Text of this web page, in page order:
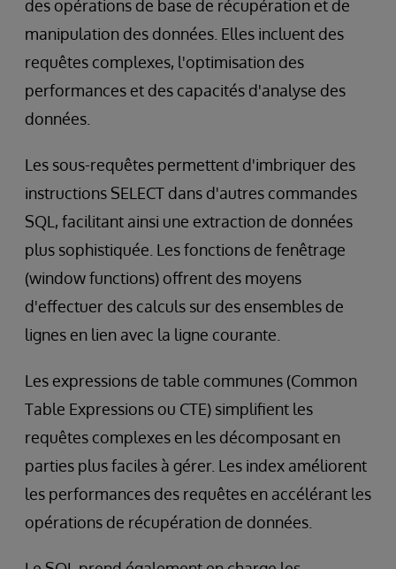
des opérations de base de récupération et de
manipulation des données. Elles incluent des
requêtes complexes, l'optimisation des
performances et des capacités d'analyse des
données.
Les sous-requêtes permettent d'imbriquer des
instructions SELECT dans d'autres commandes
SQL, facilitant ainsi une extraction de données
plus sophistiquée. Les fonctions de fenêtrage
(window functions) offrent des moyens
d'effectuer des calculs sur des ensembles de
lignes en lien avec la ligne courante.
Les expressions de table communes (Common
Table Expressions ou CTE) simplifient les
requêtes complexes en les décomposant en
parties plus faciles à gérer. Les index améliorent
les performances des requêtes en accélérant les
opérations de récupération de données.